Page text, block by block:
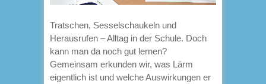
Tratschen, Sesselschaukeln und
Herausrufen – Alltag in der Schule. Doch
kann man da noch gut lernen?
Gemeinsam erkunden wir, was Lärm
eigentlich ist und welche Auswirkungen er